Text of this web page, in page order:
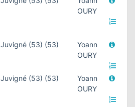
OURY
Juvigné (53) (53)
Yoann
OURY
Juvigné (53) (53)
Yoann
OURY